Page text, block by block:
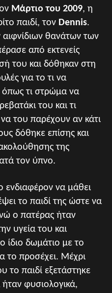
Μάρτιο του 2009, η
παιδί, τον Dennis.
θανάτων των
από εκτενείς
του και δόθηκαν στη
για το τι να
τι στρώμα να
του και τι
του παρέχουν αν κάτι
δόθηκε επίσης και
της
τον ύπνο.
ενδιαφέρον να μάθει
το παιδί της ώστε να
ο πατέρας ήταν
υγεία του και
ίδιο δωμάτιο με το
το προσέχει. Μέχρι
το παιδί εξετάστηκε
φυσιολογικά,